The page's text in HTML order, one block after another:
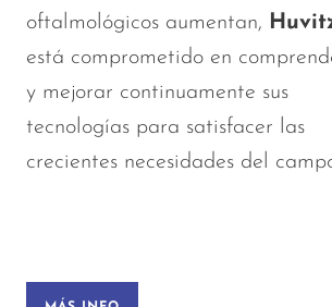
oftalmológicos aumentan,
está comprometido en
y mejorar continuamente sus
tecnologías para satisfacer las
crecientes necesidades del